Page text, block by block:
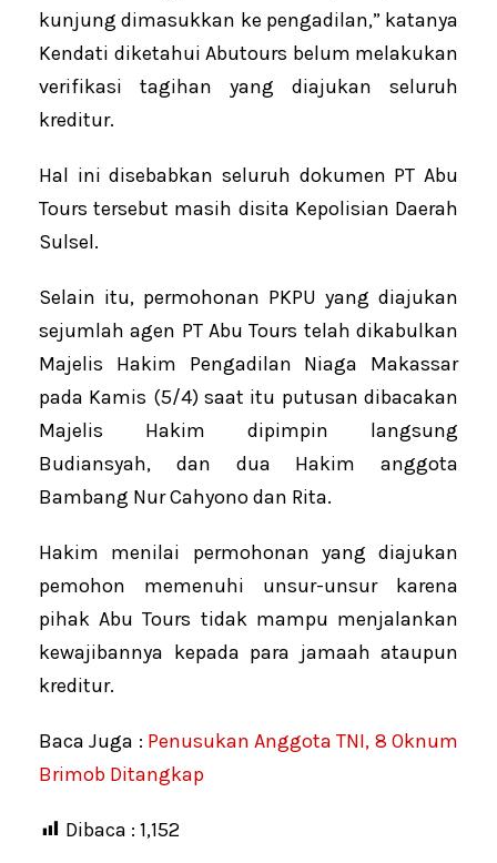
kunjung dimasukkan ke pengadilan,” katanya
Kendati diketahui Abutours belum melakukan
verifikasi tagihan yang diajukan seluruh
kreditur.
Hal ini disebabkan seluruh dokumen PT Abu
Tours tersebut masih disita Kepolisian Daerah
Sulsel.
Selain itu, permohonan PKPU yang diajukan
sejumlah agen PT Abu Tours telah dikabulkan
Majelis Hakim Pengadilan Niaga Makassar
pada Kamis (5/4) saat itu putusan dibacakan
Majelis Hakim dipimpin langsung
Budiansyah, dan dua Hakim anggota
Bambang Nur Cahyono dan Rita.
Hakim menilai permohonan yang diajukan
pemohon memenuhi unsur-unsur karena
pihak Abu Tours tidak mampu menjalankan
kewajibannya kepada para jamaah ataupun
kreditur.
Baca Juga : Penusukan Anggota TNI, 8 Oknum
Brimob Ditangkap
Dibaca : 1,152